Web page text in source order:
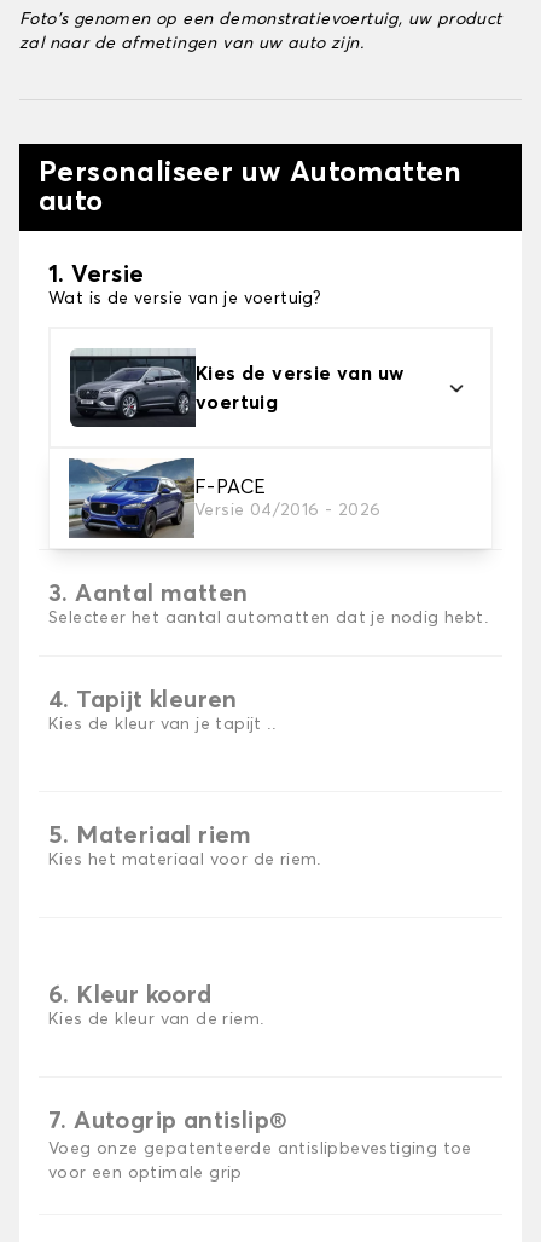
Foto's genomen op een demonstratievoertuig, uw product
zal naar de afmetingen van uw auto zijn.
Personaliseer uw Automatten
auto
1. Versie
Wat is de versie van je voertuig?
Kies de versie van uw
voertuig
F-PACE
Versie 04/2016 - 2026
2. Materiaal
Kies het materiaal van uw automatten
3. Aantal matten
Selecteer het aantal automatten dat je nodig hebt.
4. Tapijt kleuren
Kies de kleur van je tapijt ..
5. Materiaal riem
Kies het materiaal voor de riem.
6. Kleur koord
Kies de kleur van de riem.
7. Autogrip antislip®
Voeg onze gepatenteerde antislipbevestiging toe
voor een optimale grip